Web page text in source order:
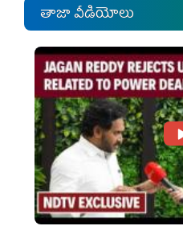
తాజా వీడియోలు